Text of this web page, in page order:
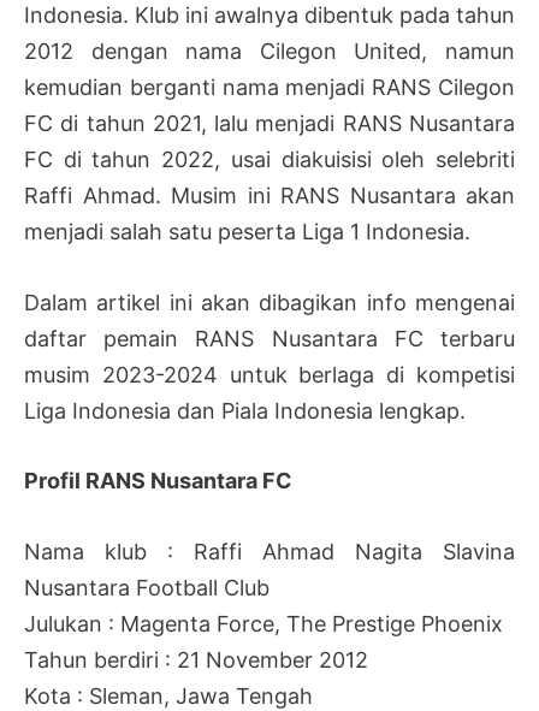
Indonesia. Klub ini awalnya dibentuk pada tahun
2012 dengan nama Cilegon United, namun
kemudian berganti nama menjadi RANS Cilegon
FC di tahun 2021, lalu menjadi RANS Nusantara
FC di tahun 2022, usai diakuisisi oleh selebriti
Raffi Ahmad. Musim ini RANS Nusantara akan
menjadi salah satu peserta Liga 1 Indonesia.
Dalam artikel ini akan dibagikan info mengenai
daftar pemain RANS Nusantara FC terbaru
musim 2023-2024 untuk berlaga di kompetisi
Liga Indonesia dan Piala Indonesia lengkap.
Profil RANS Nusantara FC
Nama klub : Raffi Ahmad Nagita Slavina
Nusantara Football Club
Julukan : Magenta Force, The Prestige Phoenix
Tahun berdiri : 21 November 2012
Kota : Sleman, Jawa Tengah